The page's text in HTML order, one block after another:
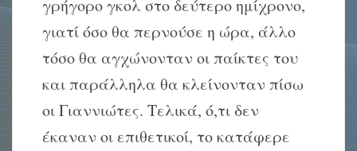
γρήγορο γκολ στο δεύτερο ημίχρονο,
γιατί όσο θα περνούσε η ώρα, άλλο
τόσο θα αγχώνονταν οι παίκτες του
και παράλληλα θα κλείνονταν πίσω
οι Γιαννιώτες. Τελικά, ό,τι δεν
έκαναν οι επιθετικοί, το κατάφερε